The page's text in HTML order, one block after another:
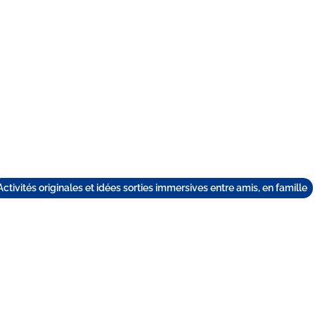
originales et idées sorties immersives entre amis, en famille